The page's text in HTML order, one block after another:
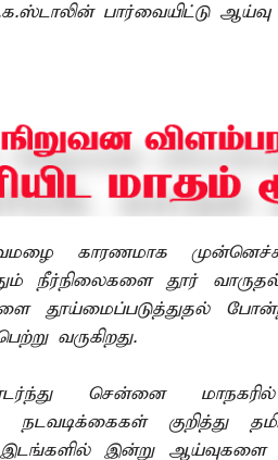
பார்வையிட்டு
காரணமாக
நீர்நிலைகளை தூர்
தூய்மைப்படுத்துதல்
வருகிறது.
சென்னை மாநகரில்
நடவடிக்கைகள் குறித்து
இன்று ஆய்வுகளை